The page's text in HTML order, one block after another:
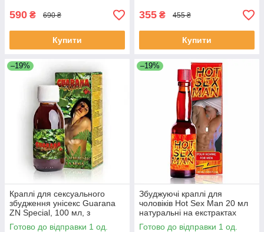
590 ₴ 690 ₴
Купити
355 ₴ 455 ₴
Купити
–19%
Краплі для сексуального
збудження унісекс Guarana
ZN Special, 100 мл, з
екстрактом гуарани
Готово до відправки 1 од.
–19%
Збуджуючі краплі для
чоловіків Hot Sex Man 20 мл
натуральні на екстрактах
чабру та кориці
Готово до відправки 1 од.